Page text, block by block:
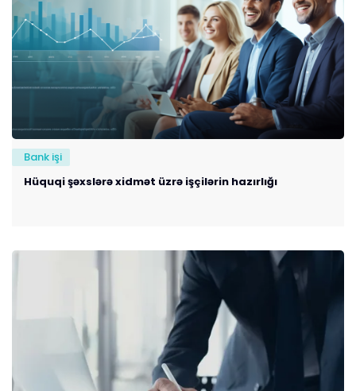
Bank işi
Hüquqi şəxslərə xidmət üzrə işçilərin hazırlığı